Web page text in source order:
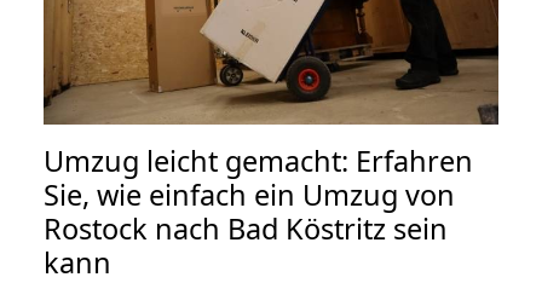
Umzug leicht gemacht: Erfahren
Sie, wie einfach ein Umzug von
Rostock nach Bad Köstritz sein
kann